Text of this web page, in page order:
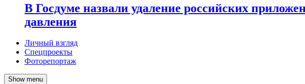
В Госдуме назвали удаление российских
давления
Личный взгляд
Спецпроекты
Фоторепортаж
Show menu